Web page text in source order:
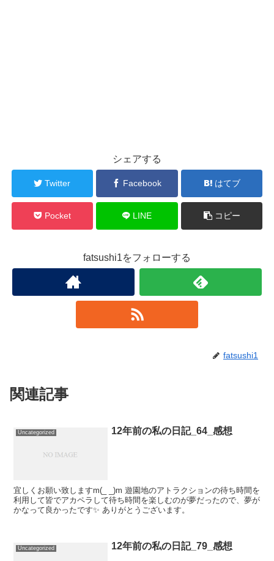
シェアする
Twitter Facebook はてブ
Pocket LINE コピー
fatsushi1をフォローする
fatsushi1
関連記事
Uncategorized 12年前の私の日記_64_感想
宜しくお願い致しますm(_ _)m 遊園地のアトラクションの待ち時間を
利用して皆でアカペラして待ち時間を楽しむのが夢だったので、夢が
かなって良かったです✨ ありがとうございます。
Uncategorized 12年前の私の日記_79_感想